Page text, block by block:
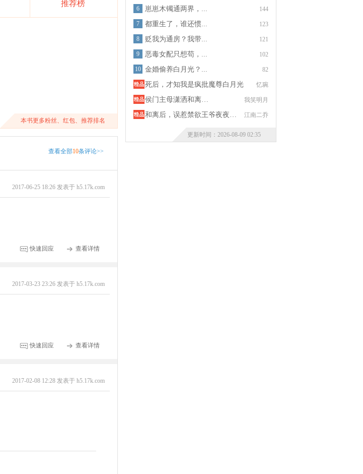
推荐榜
本书更多粉丝、红包、推荐排名
查看全部10条评论>>
2017-06-25 18:26 发表于 h5.17k.com
快速回应 查看详情
2017-03-23 23:26 发表于 h5.17k.com
快速回应 查看详情
2017-02-08 12:28 发表于 h5.17k.com
144
6 崽崽木镯通两界，...
123
7 都重生了，谁还惯...
121
8 贬我为通房？我带...
102
9 恶毒女配只想苟，...
82
10 金婚偷养白月光？...
忆琬
死后，才知我是疯批魔尊白月光
我笑明月
侯门主母潇洒和离…
江南二乔
和离后，误惹禁欲王爷夜夜…
更新时间：2026-08-09 02:35